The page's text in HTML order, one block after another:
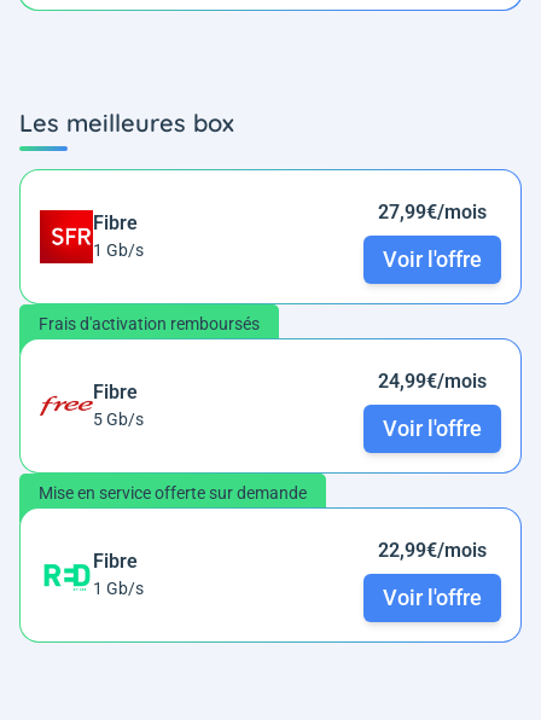
Les meilleures box
Fibre
1 Gb/s
27,99€/mois
Voir l'offre
Frais d'activation remboursés
Fibre
5 Gb/s
24,99€/mois
Voir l'offre
Mise en service offerte sur demande
Fibre
1 Gb/s
22,99€/mois
Voir l'offre